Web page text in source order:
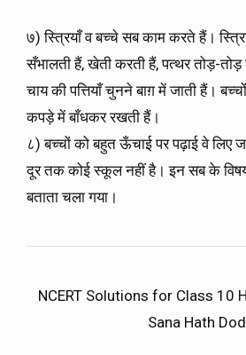
७) स्त्रियाँ व बच्चे सब काम करते हैं।
सँभालती हैं, खेती करती हैं, पत्थर तोड़-
चाय की पत्तियाँ चुनने बाग़ में जाती हैं।
कपड़े में बाँधकर रखती हैं।
८) बच्चों को बहुत ऊँचाई पर पढ़ाई वे लिए
दूर तक कोई स्कूल नहीं है। इन सब के
बताता चला गया।
NCERT Solutions for Class 10
Sana Hath